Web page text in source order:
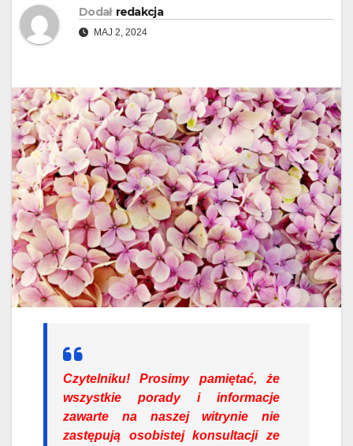
Dodał redakcja
MAJ 2, 2024
Czytelniku! Prosimy pamiętać, że
wszystkie porady i informacje
zawarte na naszej witrynie nie
zastępują osobistej konsultacji ze